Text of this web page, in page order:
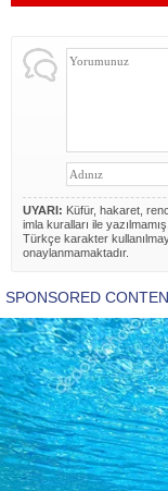
UYARI: Küfür, hakaret,
imla kuralları ile yazılmamış,
Türkçe karakter
onaylanmamaktadır.